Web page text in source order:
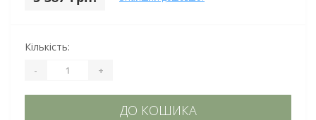
Кількість:
- +
ДО КОШИКА